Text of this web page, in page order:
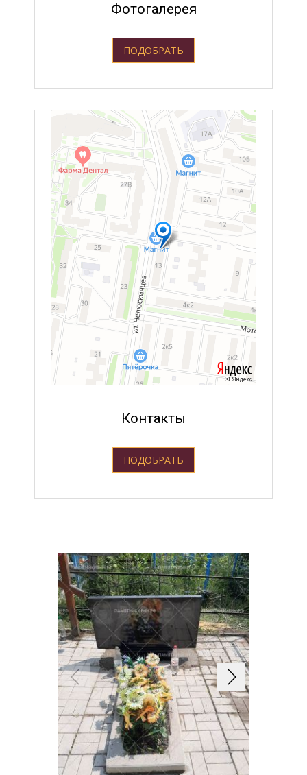
Фотогалерея
ПОДОБРАТЬ
Контакты
ПОДОБРАТЬ